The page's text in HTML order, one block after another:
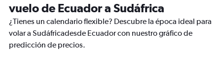
vuelo de Ecuador a Sudáfrica
¿Tienes un calendario flexible? Descubre la época ideal para
volar a Sudáfricadesde Ecuador con nuestro gráfico de
predicción de precios.